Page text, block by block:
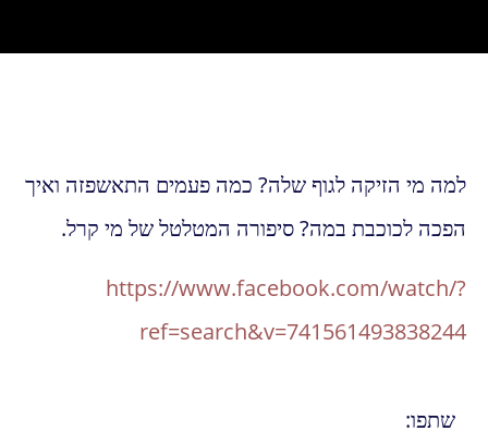
למה מי הזיקה לגוף שלה? כמה פעמים התאשפזה ואיך
הפכה לכוכבת במה? סיפורה המטלטל של מי קרל.
https://www.facebook.com/watch/?
ref=search&v=741561493838244
שתפו: